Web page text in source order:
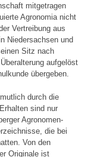
mitgetragen
Agronomia nicht
Vertreibung aus
Niedersachsen und
Sitz nach
aufgelöst
übergeben.
durch die
sind nur
Agronomen-
die bei
Von den
Originale ist